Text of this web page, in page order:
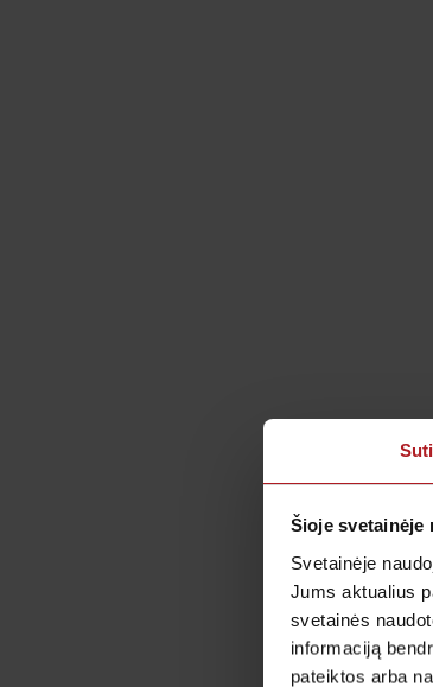
Šioje svetainėje
Svetainėje
Jums aktualius
svetainės
informaciją
pateiktos arba